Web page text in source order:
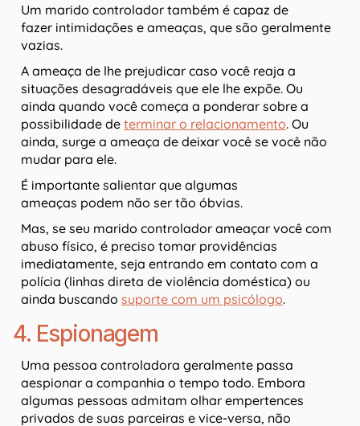
Um marido controlador também é capaz de
fazer intimidações e ameaças, que são geralmente
vazias.
A ameaça de lhe prejudicar caso você reaja a
situações desagradáveis que ele lhe expõe. Ou
ainda quando você começa a ponderar sobre a
possibilidade de terminar o relacionamento. Ou
ainda, surge a ameaça de deixar você se você não
mudar para ele.
É importante salientar que algumas
ameaças podem não ser tão óbvias.
Mas, se seu marido controlador ameaçar você com
abuso físico, é preciso tomar providências
imediatamente, seja entrando em contato com a
polícia (linhas direta de violência doméstica) ou
ainda buscando suporte com um psicólogo.
4. Espionagem
Uma pessoa controladora geralmente passa
aespionar a companhia o tempo todo. Embora
algumas pessoas admitam olhar empertences
privados de suas parceiras e vice-versa, não